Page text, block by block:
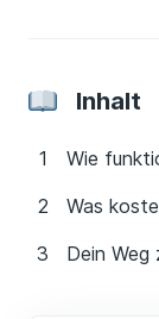
Inhalt
Wie
Was
Dein Weg